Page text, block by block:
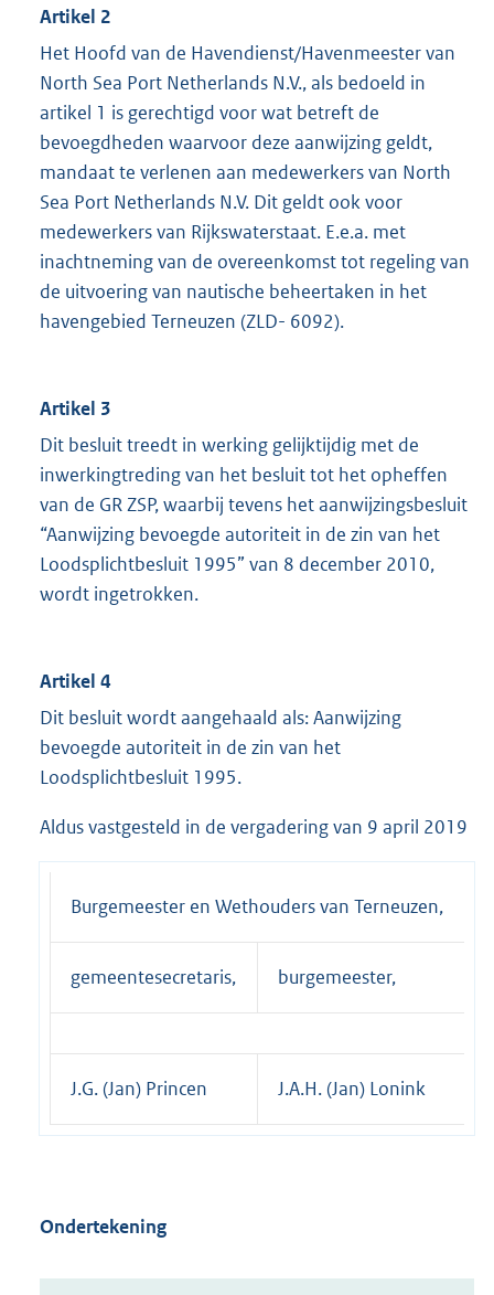
Artikel 2
Het Hoofd van de Havendienst/Havenmeester van
North Sea Port Netherlands N.V., als bedoeld in
artikel 1 is gerechtigd voor wat betreft de
bevoegdheden waarvoor deze aanwijzing geldt,
mandaat te verlenen aan medewerkers van North
Sea Port Netherlands N.V. Dit geldt ook voor
medewerkers van Rijkswaterstaat. E.e.a. met
inachtneming van de overeenkomst tot regeling van
de uitvoering van nautische beheertaken in het
havengebied Terneuzen (ZLD- 6092).
Artikel 3
Dit besluit treedt in werking gelijktijdig met de
inwerkingtreding van het besluit tot het opheffen
van de GR ZSP, waarbij tevens het aanwijzingsbesluit
“Aanwijzing bevoegde autoriteit in de zin van het
Loodsplichtbesluit 1995” van 8 december 2010,
wordt ingetrokken.
Artikel 4
Dit besluit wordt aangehaald als: Aanwijzing
bevoegde autoriteit in de zin van het
Loodsplichtbesluit 1995.
Aldus vastgesteld in de vergadering van 9 april 2019
Burgemeester en Wethouders van Terneuzen,
gemeentesecretaris, burgemeester,
J.G. (Jan) Princen J.A.H. (Jan) Lonink
Ondertekening